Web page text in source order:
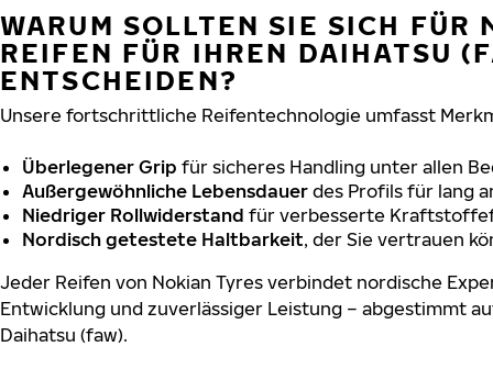
WARUM SOLLTEN SIE SICH FÜR
REIFEN FÜR IHREN DAIHATSU
ENTSCHEIDEN?
Unsere fortschrittliche Reifentechnologie umfasst
Überlegener Grip für sicheres Handling unter allen
Außergewöhnliche Lebensdauer des Profils für lang
Niedriger Rollwiderstand für verbesserte
Nordisch getestete Haltbarkeit, der Sie vertrauen
Jeder Reifen von Nokian Tyres verbindet nordische
Entwicklung und zuverlässiger Leistung – abgestimmt
Daihatsu (faw).